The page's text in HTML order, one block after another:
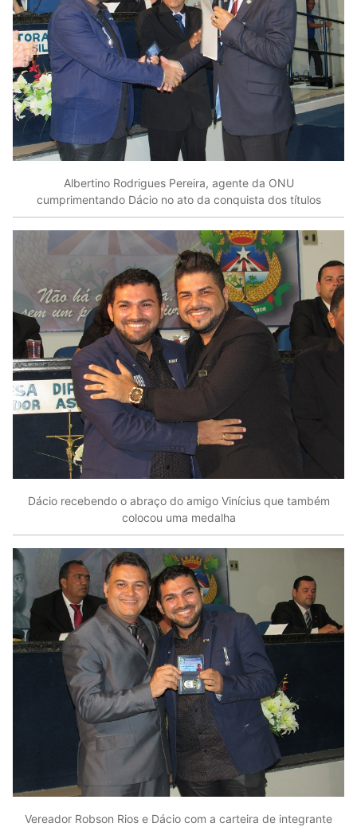
Albertino Rodrigues Pereira, agente da ONU
cumprimentando Dácio no ato da conquista dos títulos
Dácio recebendo o abraço do amigo Vinícius que também
colocou uma medalha
Vereador Robson Rios e Dácio com a carteira de integrante